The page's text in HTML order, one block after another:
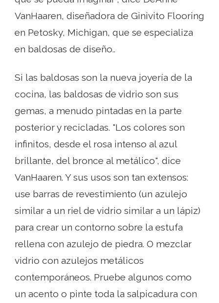
VanHaaren, diseñadora de Ginivito Flooring
en Petosky, Michigan, que se especializa
en baldosas de diseño..
Si las baldosas son la nueva joyería de la
cocina, las baldosas de vidrio son sus
gemas, a menudo pintadas en la parte
posterior y recicladas. "Los colores son
infinitos, desde el rosa intenso al azul
brillante, del bronce al metálico", dice
VanHaaren. Y sus usos son tan extensos:
use barras de revestimiento (un azulejo
similar a un riel de vidrio similar a un lápiz)
para crear un contorno sobre la estufa
rellena con azulejo de piedra. O mezclar
vidrio con azulejos metálicos
contemporáneos. Pruebe algunos como
un acento o pinte toda la salpicadura con